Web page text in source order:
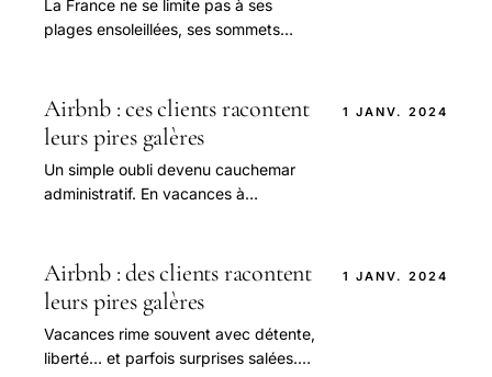
La France ne se limite pas à ses
plages ensoleillées, ses sommets
Airbnb : ces clients racontent
leurs pires galères
Un simple oubli devenu cauchemar
administratif. En vacances à
sens en quittant.
1 JANV. 2024
Airbnb : des clients racontent
leurs pires galères
Vacances rime souvent avec détente,
liberté… et parfois surprises salées.
1 JANV. 2024